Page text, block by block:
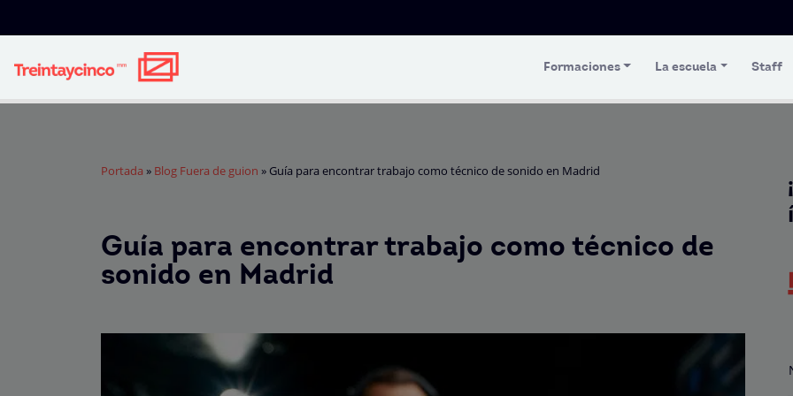
Formaciones La escuela Staff
Portada » Blog Fuera de guion » Guía para encontrar trabajo como técnico de sonido en Madrid
Guía para encontrar trabajo como técnico de
sonido en Madrid